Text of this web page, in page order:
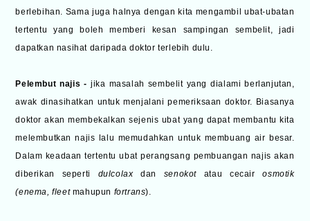
berlebihan. Sama juga halnya dengan kita mengambil ubat-ubatan
tertentu yang boleh memberi kesan sampingan sembelit, jadi
dapatkan nasihat daripada doktor terlebih dulu.
Pelembut najis -jika masalah sembelit yang dialami berlanjutan,
awak dinasihatkan untuk menjalani pemeriksaan doktor. Biasanya
doktor akan membekalkan sejenis ubat yang dapat membantu kita
melembutkan najis lalu memudahkan untuk membuang air besar.
Dalam keadaan tertentu ubat perangsang pembuangan najis akan
diberikan seperti dulcolaxdan senokot atau cecairosmotik
(enema, fleet mahupun fortrans).